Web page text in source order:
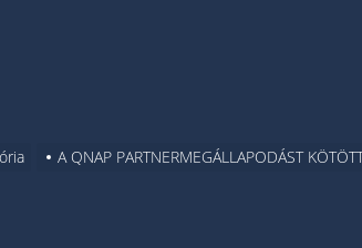
A QNAP PARTNERMEGÁLLAPODÁST